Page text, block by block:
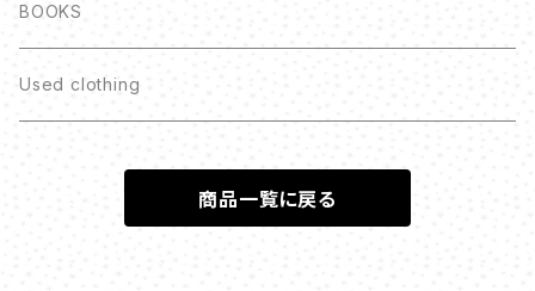
BOOKS
Used clothing
商品一覧に戻る